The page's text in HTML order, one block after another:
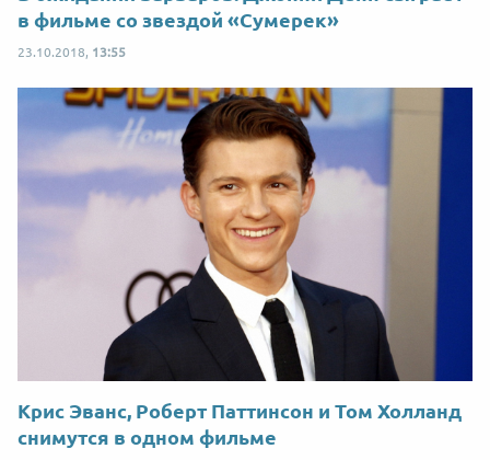
в фильме со звездой «Сумерек»
23.10.2018, 13:55
Крис Эванс, Роберт Паттинсон и Том Холланд
снимутся в одном фильме